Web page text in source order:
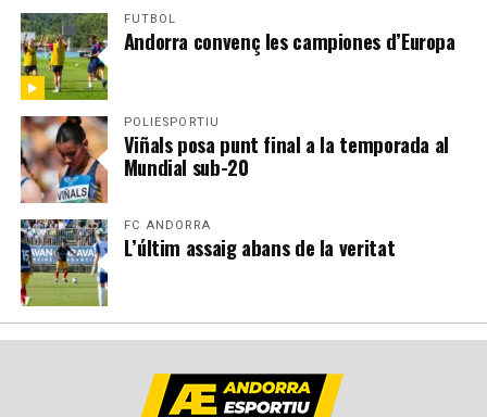
FUTBOL
Andorra convenç les campiones d’Europa
POLIESPORTIU
Viñals posa punt final a la temporada al
Mundial sub-20
FC ANDORRA
L’últim assaig abans de la veritat